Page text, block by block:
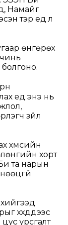
Намайг
тэр үед л
өнгөрөх
болгоно.
үед энэ нь
зүйл
хорт
та нарын
хийгээд
хүүхдүүдээс
урсгалт